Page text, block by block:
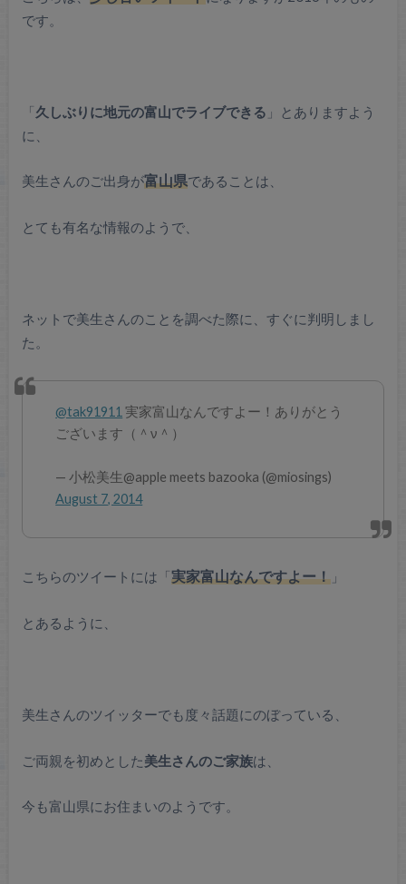
です。
「久しぶりに地元の富山でライブできる 」とありますよう
に、
美生さんのご出身が富山県であることは、
とても有名な情報のようで、
ネットで美生さんのことを調べた際に、すぐに判明しまし
た。
@tak91911 実家富山なんですよー！ありがとう
ございます（＾ν＾）
— 小松美生@apple meets bazooka (@miosings)
August 7, 2014
こちらのツイートには「実家富山なんですよー！」
とあるように、
美生さんのツイッターでも度々話題にのぼっている、
ご両親を初めとした美生さんのご家族は、
今も富山県にお住まいのようです。